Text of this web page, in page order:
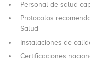
Personal de salud
Protocolos
Salud
Instalaciones de
Certificaciones